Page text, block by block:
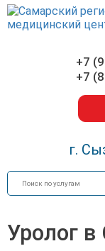
г.
+7
+7
Уролог